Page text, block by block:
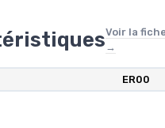
Voir la
→
‎ER00